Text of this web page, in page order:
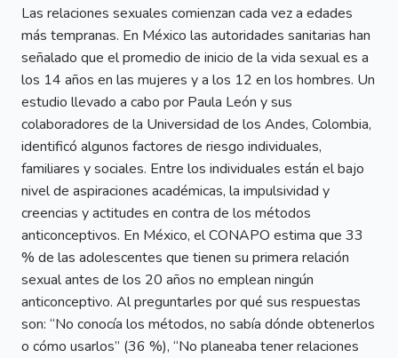
Las relaciones sexuales comienzan cada vez a edades
más tempranas. En México las autoridades sanitarias han
señalado que el promedio de inicio de la vida sexual es a
los 14 años en las mujeres y a los 12 en los hombres. Un
estudio llevado a cabo por Paula León y sus
colaboradores de la Universidad de los Andes, Colombia,
identificó algunos factores de riesgo individuales,
familiares y sociales. Entre los individuales están el bajo
nivel de aspiraciones académicas, la impulsividad y
creencias y actitudes en contra de los métodos
anticonceptivos. En México, el CONAPO estima que 33
% de las adolescentes que tienen su primera relación
sexual antes de los 20 años no emplean ningún
anticonceptivo. Al preguntarles por qué sus respuestas
son: “No conocía los métodos, no sabía dónde obtenerlos
o cómo usarlos” (36 %), “No planeaba tener relaciones